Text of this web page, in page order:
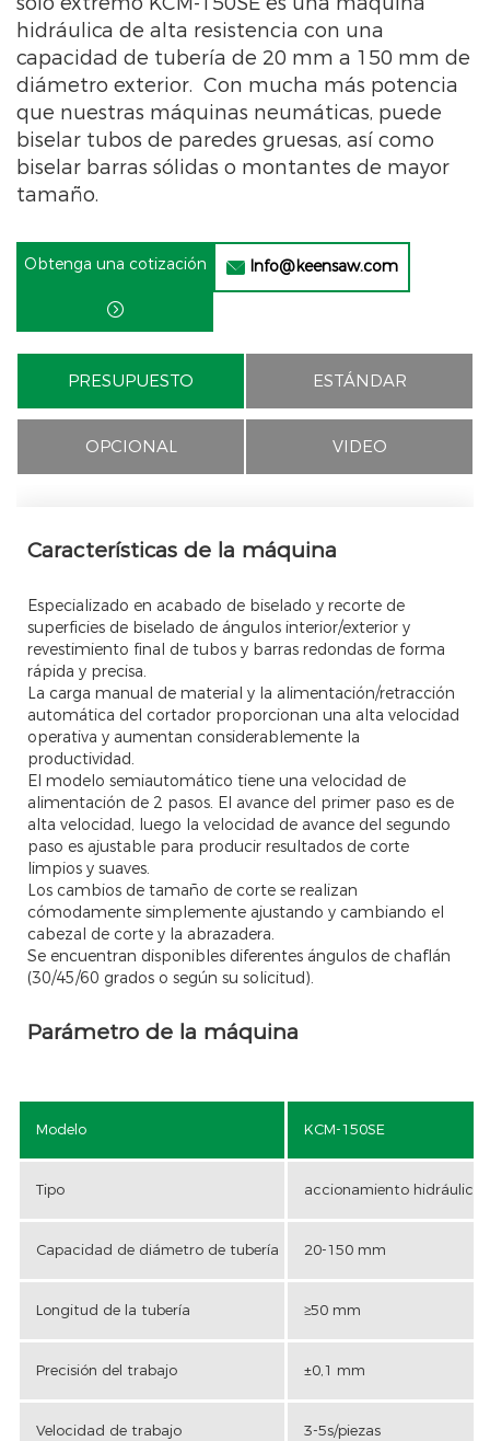
hidráulica de alta resistencia con una
capacidad de tubería de 20 mm a 150 mm de
diámetro exterior. Con mucha más potencia
que nuestras máquinas neumáticas, puede
biselar tubos de paredes gruesas, así como
biselar barras sólidas o montantes de mayor
tamaño.
Obtenga una cotización

 Info@keensaw.com
PRESUPUESTO ESTÁNDAR
OPCIONAL VIDEO
Características de la máquina
Especializado en acabado de biselado y recorte de
superficies de biselado de ángulos interior/exterior y
revestimiento final de tubos y barras redondas de forma
rápida y precisa.
La carga manual de material y la alimentación/retracción
automática del cortador proporcionan una alta velocidad
operativa y aumentan considerablemente la
productividad.
El modelo semiautomático tiene una velocidad de
alimentación de 2 pasos. El avance del primer paso es de
alta velocidad, luego la velocidad de avance del segundo
paso es ajustable para producir resultados de corte
limpios y suaves.
Los cambios de tamaño de corte se realizan
cómodamente simplemente ajustando y cambiando el
cabezal de corte y la abrazadera.
Se encuentran disponibles diferentes ángulos de chaflán
(30/45/60 grados o según su solicitud).
Parámetro de la máquina
Modelo KCM-150SE
Tipo accionamiento hidráulico
Capacidad de diámetro de tubería 20-150 mm
Longitud de la tubería ≥50 mm
Precisión del trabajo ±0,1 mm
Velocidad de trabajo 3-5s/piezas